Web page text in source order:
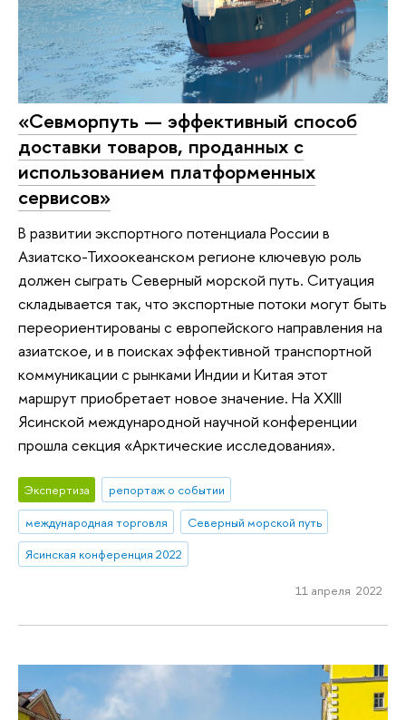
«Севморпуть — эффективный способ
доставки товаров, проданных с
использованием платформенных
сервисов»
В развитии экспортного потенциала России в
Азиатско-Тихоокеанском регионе ключевую роль
должен сыграть Северный морской путь. Ситуация
складывается так, что экспортные потоки могут быть
переориентированы с европейского направления на
азиатское, и в поисках эффективной транспортной
коммуникации с рынками Индии и Китая этот
маршрут приобретает новое значение. На XXIII
Ясинской международной научной конференции
прошла секция «Арктические исследования».
Экспертиза
репортаж о событии
международная торговля
Северный морской путь
Ясинская конференция 2022
11 апреля 2022